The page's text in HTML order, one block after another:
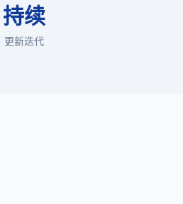
持续
更新迭代